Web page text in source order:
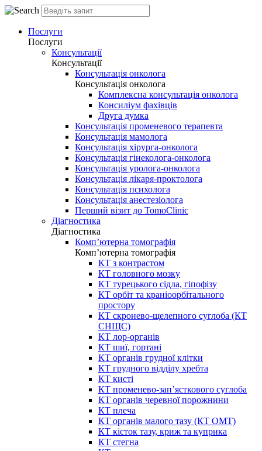
Послуги
Послуги
Консультації
Консультації
Консультація онколога
Консультація онколога
Комплексна консультація онколога
Консиліум фахівців
Друга думка
Консультація променевого терапевта
Консультація мамолога
Консультація хірурга-онколога
Консультація гінеколога-онколога
Консультація уролога-онколога
Консультація лікаря-проктолога
Консультація психолога
Консультація анестезіолога
Перший візит до TomoClinic
Діагностика
Діагностика
Комп’ютерна томографія
Комп’ютерна томографія
КТ з контрастом
КТ головного мозку
КТ турецького сідла, гіпофізу
КТ орбіт та краніоорбітального
простору
КТ скронево-щелепного суглоба (КТ
СНЩС)
КТ лор-органів
КТ шиї, гортані
КТ органів грудної клітки
КТ грудного відділу хребта
КТ кисті
КТ променево-зап’ясткового суглоба
КТ органів черевної порожнини
КТ плеча
КТ органів малого тазу (КТ ОМТ)
КТ кісток тазу, криж та куприка
КТ стегна